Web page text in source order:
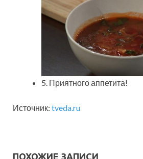
5. Приятного аппетита!
Источник: tveda.ru
ПОХОЖИЕ ЗАПИСИ